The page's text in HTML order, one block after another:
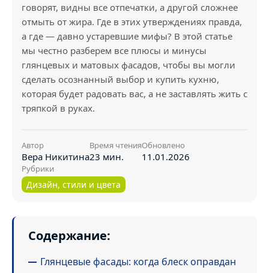
говорят, видны все отпечатки, а другой сложнее
отмыть от жира. Где в этих утверждениях правда,
а где — давно устаревшие мифы? В этой статье
мы честно разберем все плюсы и минусы
глянцевых и матовых фасадов, чтобы вы могли
сделать осознанный выбор и купить кухню,
которая будет радовать вас, а не заставлять жить с
тряпкой в руках.
Автор
Вера Никитина
Время чтения
23 мин.
Обновлено
11.01.2026
Рубрики
Дизайн, стили и цвета
Содержание:
Глянцевые фасады: когда блеск оправдан